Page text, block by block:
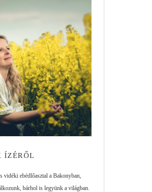
ÍZÉRŐL
vidéki ebédlőasztal a Bakonyban,
bárhol is legyünk a világban.